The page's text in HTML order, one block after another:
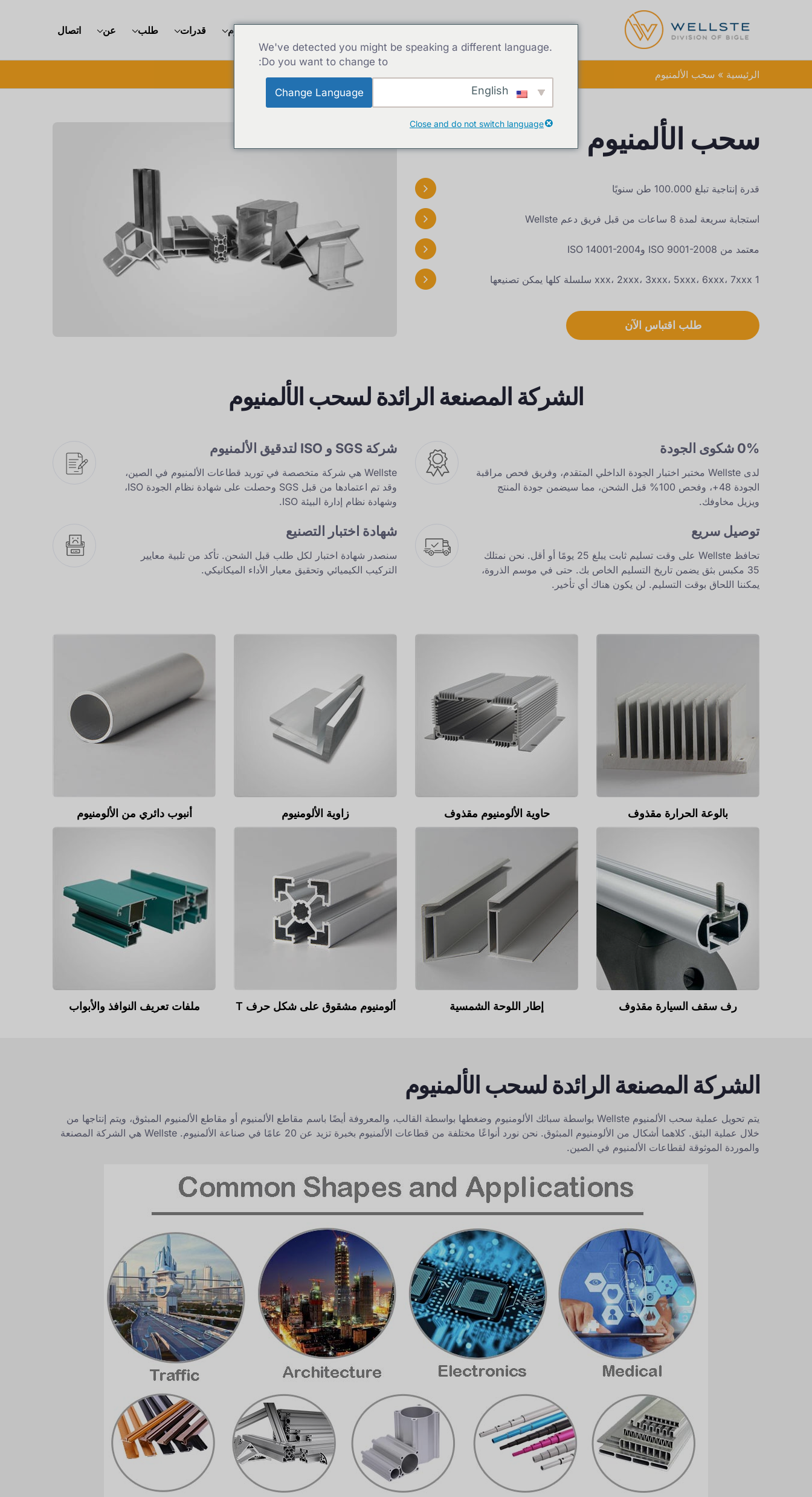
لمحات الألومنيوم قدرات طلب عن اتصال
الرئيسية سحب الألمنيوم
سحب الألمنيوم
قدرة إنتاجية تبلغ 100.000 طن سنويًا
استجابة سريعة لمدة 8 ساعات من قبل فريق دعم Wellste
معتمد من ISO 9001-2008 وISO 14001-2004
1 xxx، 2xxx، 3xxx، 5xxx، 6xxx، 7xxx سلسلة كلها يمكن تصنيعها
طلب اقتباس الآن
الشركة المصنعة الرائدة لسحب الألمنيوم
شركة SGS و ISO لتدقيق الألمنيوم
Wellste هي شركة متخصصة في توريد قطاعات الألمنيوم في الصين،
وقد تم اعتمادها من قبل SGS وحصلت على شهادة نظام الجودة ISO،
وشهادة نظام إدارة البيئة ISO.
0% شكوى الجودة
لدى Wellste مختبر اختبار الجودة الداخلي المتقدم، وفريق فحص مراقبة
الجودة 48+، وفحص 100% قبل الشحن، مما سيضمن جودة المنتج
ويزيل مخاوفك.
شهادة اختبار التصنيع
سنصدر شهادة اختبار لكل طلب قبل الشحن. تأكد من تلبية معايير
التركيب الكيميائي وتحقيق معيار الأداء الميكانيكي.
توصيل سريع
تحافظ Wellste على وقت تسليم ثابت يبلغ 25 يومًا أو أقل. نحن نمتلك
35 مكبس بثق يضمن تاريخ التسليم الخاص بك. حتى في موسم الذروة،
يمكننا اللحاق بوقت التسليم. لن يكون هناك أي تأخير.
أنبوب دائري من الألومنيوم زاوية الألومنيوم حاوية الألومنيوم مقذوف بالوعة الحرارة مقذوف
ملفات تعريف النوافذ والأبواب ألومنيوم مشقوق على شكل حرف T إطار اللوحة الشمسية رف سقف السيارة مقذوف
الشركة المصنعة الرائدة لسحب الألمنيوم
يتم تحويل عملية سحب الألمنيوم Wellste بواسطة سبائك الألومنيوم وضغطها بواسطة القالب، والمعروفة أيضًا باسم مقاطع الألمنيوم أو مقاطع الألمنيوم المبثوق، ويتم إنتاجها من
خلال عملية البثق. كلاهما أشكال من الألومنيوم المبثوق. نحن نورد أنواعًا مختلفة من قطاعات الألمنيوم بخبرة تزيد عن 20 عامًا في صناعة الألمنيوم. Wellste هي الشركة المصنعة
والموردة الموثوقة لقطاعات الألمنيوم في الصين.
We've detected you might be speaking a different language.
Do you want to change to:
Change Language
Close and do not switch language